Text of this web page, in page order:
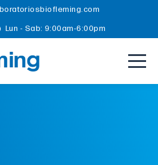
Lun - Sab: 9:00am-6:00pm